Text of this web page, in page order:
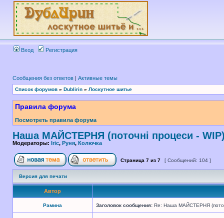
Вход Регистрация
Сообщения без ответов | Активные темы
Список форумов » Dublirin » Лоскутное шитье
Правила форума
Посмотреть правила форума
Наша МАЙСТЕРНЯ (поточні процеси -
Модераторы: Iric, Руня, Колючка
Страница 7 из 7 [ Сообщений: 104 ]
Версия для печати
Автор
Рамина Заголовок сообщения: Re: Наша МАЙСТЕРНЯ